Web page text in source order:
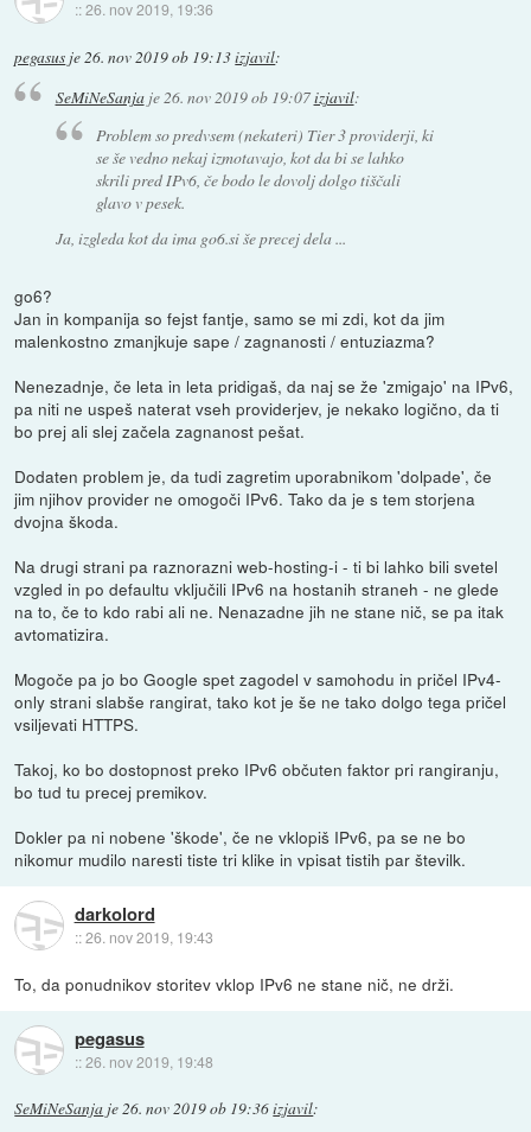
::26. nov 2019, 19:36
pegasus je26. nov 2019 ob 19:13izjavil:
SeMiNeSanjaje 26. nov 2019 ob 19:07izjavil:
Problem so predvsem (nekateri) Tier 3 providerji, ki
se še vedno nekaj izmotavajo, kot da bi se lahko
skrili pred IPv6, če bodo le dovolj dolgo tiščali
glavo v pesek.
Ja, izgleda kot da ima go6.si še precej dela ...
go6?
Jan in kompanija so fejst fantje, samo se mi zdi, kot da jim
malenkostno zmanjkuje sape / zagnanosti / entuziazma?
Nenezadnje, če leta in leta pridigaš, da naj se že 'zmigajo' na IPv6,
pa niti ne uspeš naterat vseh providerjev, je nekako logično, da ti
bo prej ali slej začela zagnanost pešat.
Dodaten problem je, da tudi zagretim uporabnikom 'dolpade', če
jim njihov provider ne omogoči IPv6. Tako da je s tem storjena
dvojna škoda.
Na drugi strani pa raznorazni web-hosting-i - ti bi lahko bili svetel
vzgled in po defaultu vključili IPv6 na hostanih straneh - ne glede
na to, če to kdo rabi ali ne. Nenazadne jih ne stane nič, se pa itak
avtomatizira.
Mogoče pa jo bo Google spet zagodel v samohodu in pričel IPv4-
only strani slabše rangirat, tako kot je še ne tako dolgo tega pričel
vsiljevati HTTPS.
Takoj, ko bo dostopnost preko IPv6 občuten faktor pri rangiranju,
bo tud tu precej premikov.
Dokler pa ni nobene 'škode', če ne vklopiš IPv6, pa se ne bo
nikomur mudilo naresti tiste tri klike in vpisat tistih par številk.
darkolord
::26. nov 2019, 19:43
To, da ponudnikov storitev vklop IPv6 ne stane nič, ne drži.
pegasus
::26. nov 2019, 19:48
SeMiNeSanja je26. nov 2019 ob 19:36izjavil: